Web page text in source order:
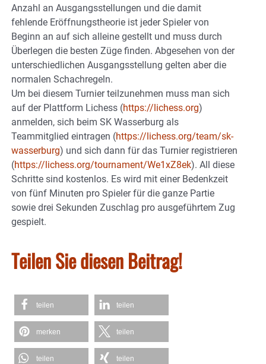
Anzahl an Ausgangsstellungen und die damit
fehlende Eröffnungstheorie ist jeder Spieler von
Beginn an auf sich alleine gestellt und muss durch
Überlegen die besten Züge finden. Abgesehen von der
unterschiedlichen Ausgangsstellung gelten aber die
normalen Schachregeln.
Um bei diesem Turnier teilzunehmen muss man sich
auf der Plattform Lichess (https://lichess.org)
anmelden, sich beim SK Wasserburg als
Teammitglied eintragen (https://lichess.org/team/sk-
wasserburg) und sich dann für das Turnier registrieren
(https://lichess.org/tournament/We1xZ8ek). All diese
Schritte sind kostenlos. Es wird mit einer Bedenkzeit
von fünf Minuten pro Spieler für die ganze Partie
sowie drei Sekunden Zuschlag pro ausgeführtem Zug
gespielt.
Teilen Sie diesen Beitrag!
teilen teilen
merken teilen
teilen teilen